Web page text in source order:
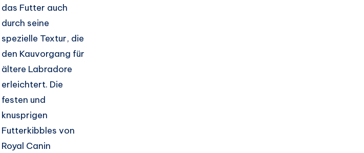
das Futter auch
durch seine
spezielle Textur, die
den Kauvorgang für
ältere Labradore
erleichtert. Die
festen und
knusprigen
Futterkibbles von
Royal Canin